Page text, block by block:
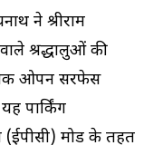
ने श्रीराम
श्रद्धालुओं की
ओपन सरफेस
पार्किंग
(ईपीसी) मोड के तहत